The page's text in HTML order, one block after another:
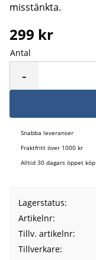
misstänkta.
299 kr
Antal
-
Snabba leveranser
Fraktfritt över 1000 kr
Alltid 30 dagars öppet köp
Lagerstatus
Artikelnr
Tillv. artikelnr
Tillverkare